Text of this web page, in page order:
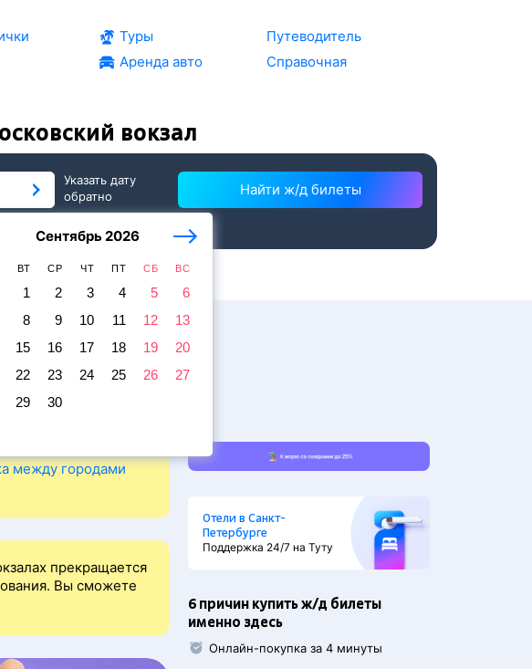
Туры
Аренда авто
Путеводитель
Справочная
вокзал
Сентябрь 2026
ВТ СР ЧТ ПТ СБ ВС
1 2 3 4 5
6
8 9 10 11 12
13
15 16 17 18 19
20
22 23 24 25 26
27
29 30
Указать дату
обратно
Найти ж/д билеты
за 1 пассажира
между городами
прекращается
Вы сможете
Отели в Санкт-
Петербурге
Поддержка 24/7 на Туту
6 причин купить ж/д билеты
именно здесь
Онлайн-покупка за 4 минуты